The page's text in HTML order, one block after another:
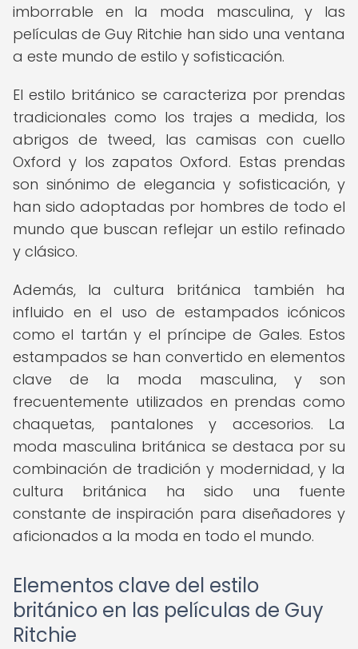
imborrable en la moda masculina, y las
películas de Guy Ritchie han sido una ventana
a este mundo de estilo y sofisticación.
El estilo británico se caracteriza por prendas
tradicionales como los trajes a medida, los
abrigos de tweed, las camisas con cuello
Oxford y los zapatos Oxford. Estas prendas
son sinónimo de elegancia y sofisticación, y
han sido adoptadas por hombres de todo el
mundo que buscan reflejar un estilo refinado
y clásico.
Además, la cultura británica también ha
influido en el uso de estampados icónicos
como el tartán y el príncipe de Gales. Estos
estampados se han convertido en elementos
clave de la moda masculina, y son
frecuentemente utilizados en prendas como
chaquetas, pantalones y accesorios. La
moda masculina británica se destaca por su
combinación de tradición y modernidad, y la
cultura británica ha sido una fuente
constante de inspiración para diseñadores y
aficionados a la moda en todo el mundo.
Elementos clave del estilo
británico en las películas de Guy
Ritchie